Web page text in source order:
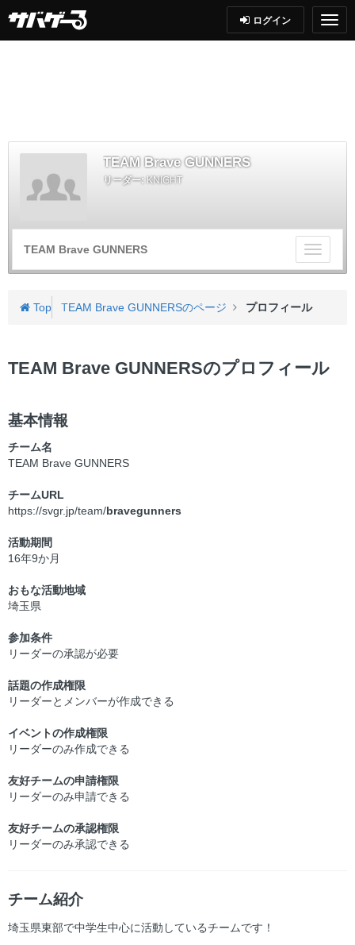
ログイン
TEAM Brave GUNNERS
リーダー: KNIGHT
チ
ー
TEAM Brave GUNNERS
Top TEAM Brave GUNNERSのページ プロフィール
TEAM Brave GUNNERSのプロフィール
基本情報
チーム名
TEAM Brave GUNNERS
チームURL
https://svgr.jp/team/bravegunners
活動期間
16年9か月
おもな活動地域
埼玉県
参加条件
リーダーの承認が必要
話題の作成権限
リーダーとメンバーが作成できる
イベントの作成権限
リーダーのみ作成できる
友好チームの申請権限
リーダーのみ申請できる
友好チームの承認権限
リーダーのみ承認できる
チーム紹介
埼玉県東部で中学生中心に活動しているチームです！